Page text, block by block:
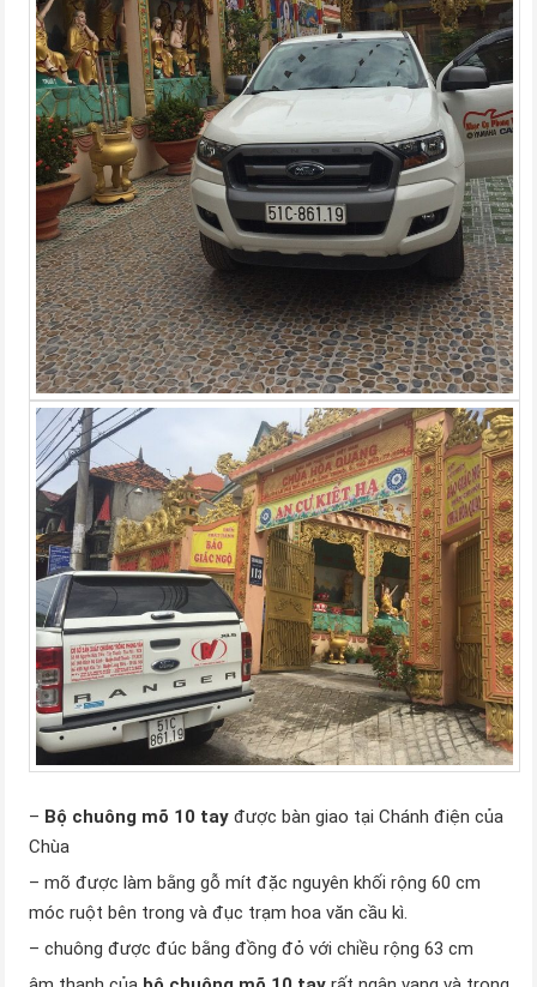
– Bộ chuông mõ 10 tay được bàn giao tại Chánh điện của
Chùa
– mõ được làm bằng gỗ mít đặc nguyên khối rộng 60 cm
móc ruột bên trong và đục trạm hoa văn cầu kì.
– chuông được đúc bằng đồng đỏ với chiều rộng 63 cm